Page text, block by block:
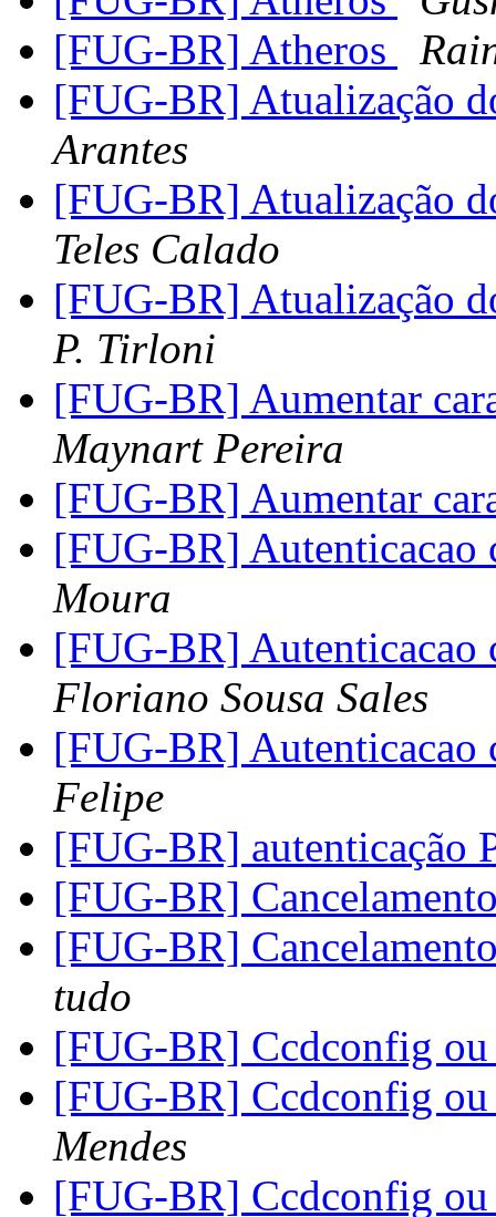
[FUG-BR] Atheros
[FUG-BR] Atualização
Arantes
[FUG-BR] Atualização
Teles Calado
[FUG-BR] Atualização
P. Tirloni
[FUG-BR] Aumentar
Maynart Pereira
[FUG-BR] Aumentar
[FUG-BR]
Moura
[FUG-BR]
Floriano Sousa Sales
[FUG-BR]
Felipe
[FUG-BR] autenticação
[FUG-BR]
[FUG-BR]
tudo
[FUG-BR] Ccdconfig
[FUG-BR] Ccdconfig
Mendes
[FUG-BR] Ccdconfig